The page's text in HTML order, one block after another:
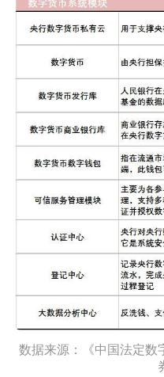
数据来源：《中国法定数